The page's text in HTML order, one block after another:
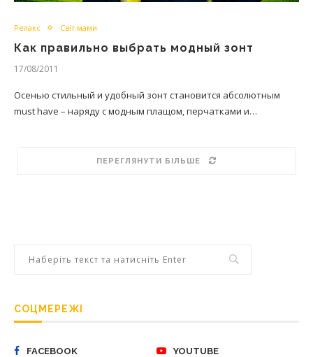
Релакс Світ мами
Как правильно выбрать модный зонт
17/08/2011
Осенью стильный и удобный зонт становится абсолютным
must have – наряду с модным плащом, перчатками и…
ПЕРЕГЛЯНУТИ БІЛЬШЕ
СОЦМЕРЕЖІ
FACEBOOK YOUTUBE